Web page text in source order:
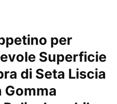
per
Superficie
di Seta Liscia
Gomma